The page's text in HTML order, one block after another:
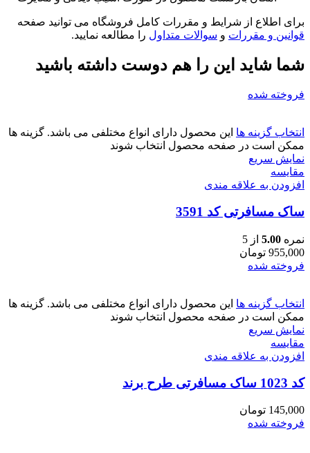
برای اطلاع از شرایط و مقررات کامل فروشگاه می توانید صفحه
قوانین و مقررات و سوالات متداول را مطالعه نمایید.
شما شاید این را هم دوست داشته باشید
فروخته شده
انتخاب گزینه ها این محصول دارای انواع مختلفی می باشد. گزینه ها
ممکن است در صفحه محصول انتخاب شوند
نمایش سریع
مقايسه
افزودن به علاقه مندی
ساک مسافرتی کد 3591
نمره 5.00 از 5
955,000 تومان
فروخته شده
انتخاب گزینه ها این محصول دارای انواع مختلفی می باشد. گزینه ها
ممکن است در صفحه محصول انتخاب شوند
نمایش سریع
مقايسه
افزودن به علاقه مندی
کد 1023 ساک مسافرتی طرح برند
145,000 تومان
فروخته شده